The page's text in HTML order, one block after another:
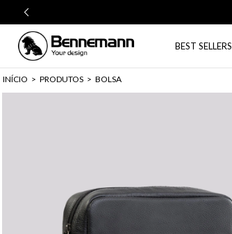
BEST SELLERS
INÍCIO > PRODUTOS > BOLSA